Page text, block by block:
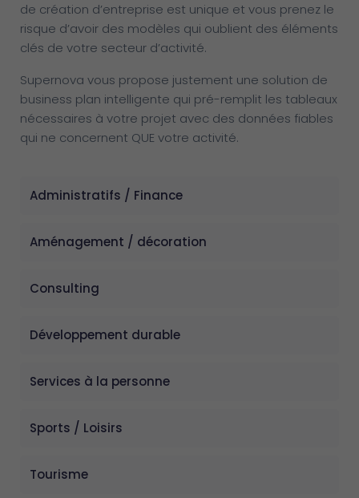
de création d’entreprise est unique et vous prenez le
risque d’avoir des modèles qui oublient des éléments
clés de votre secteur d’activité.
Supernova vous propose justement une solution de
business plan intelligente qui pré-remplit les tableaux
nécessaires à votre projet avec des données fiables
qui ne concernent QUE votre activité.
Administratifs / Finance
Aménagement / décoration
Consulting
Développement durable
Services à la personne
Sports / Loisirs
Tourisme